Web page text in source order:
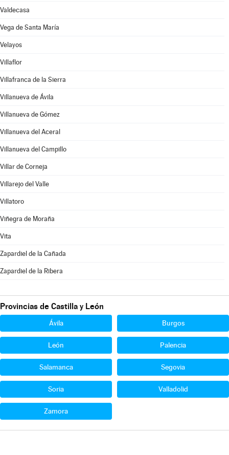
Valdecasa
Vega de Santa María
Velayos
Villaflor
Villafranca de la Sierra
Villanueva de Ávila
Villanueva de Gómez
Villanueva del Aceral
Villanueva del Campillo
Villar de Corneja
Villarejo del Valle
Villatoro
Viñegra de Moraña
Vita
Zapardiel de la Cañada
Zapardiel de la Ribera
Provincias de Castilla y León
Ávila Burgos
León Palencia
Salamanca Segovia
Soria Valladolid
Zamora